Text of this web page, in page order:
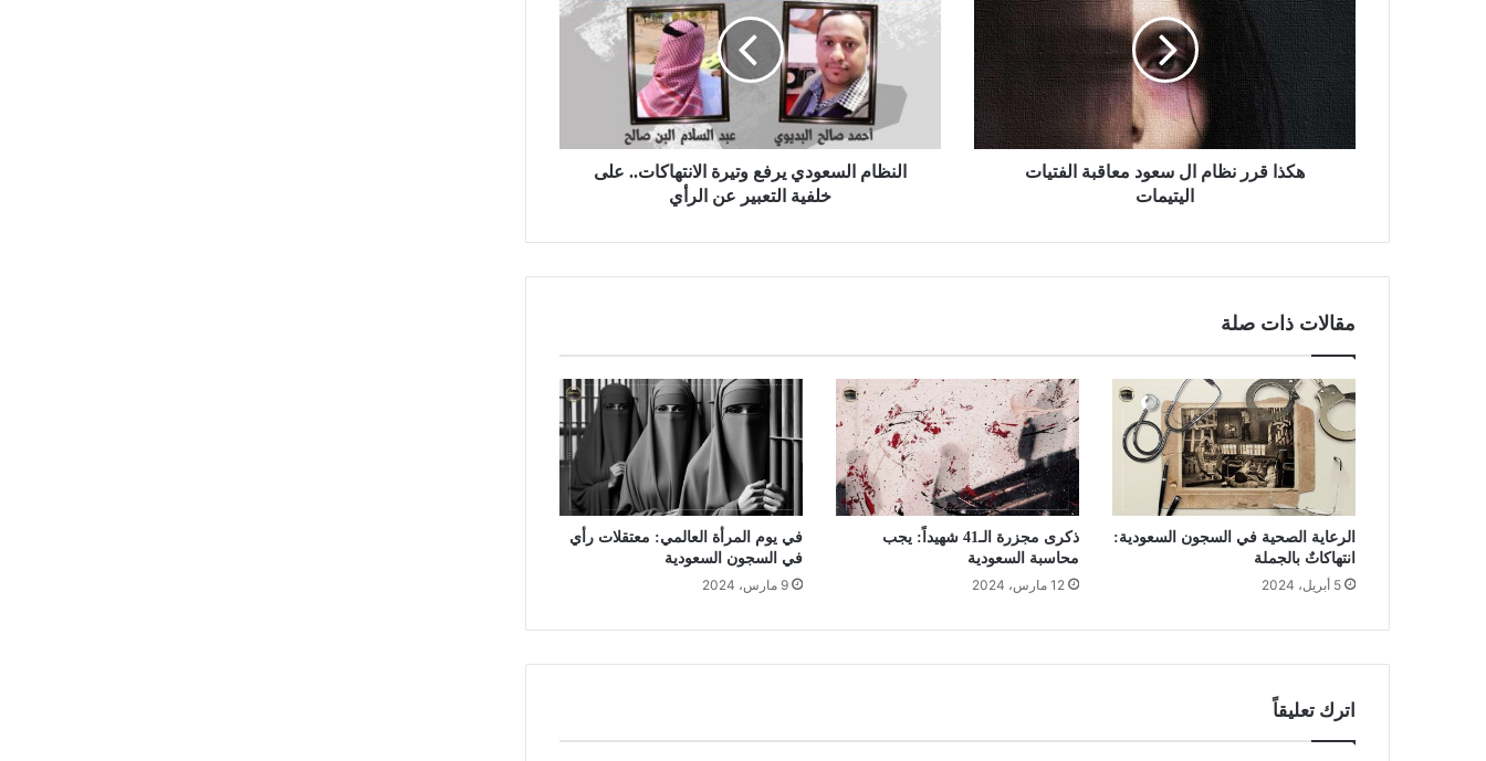
هكذا قرر نظام ال سعود معاقبة الفتيات
اليتيمات
النظام السعودي يرفع وتيرة الانتهاكات.. على
خلفية التعبير عن الرأي
مقالات ذات صلة
الرعاية الصحية في السجون السعودية:
انتهاكاتٌ بالجملة
5 أبريل، 2024
ذكرى مجزرة الـ41 شهيداً: يجب
محاسبة السعودية
12 مارس، 2024
في يوم المرأة العالمي: معتقلات رأي
في السجون السعودية
9 مارس، 2024
اترك تعليقاً